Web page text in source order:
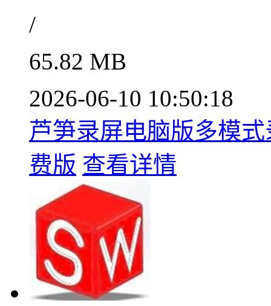
/
65.82 MB
2026-06-10 10:50:18
芦笋录屏电脑版多模
费版 查看详情